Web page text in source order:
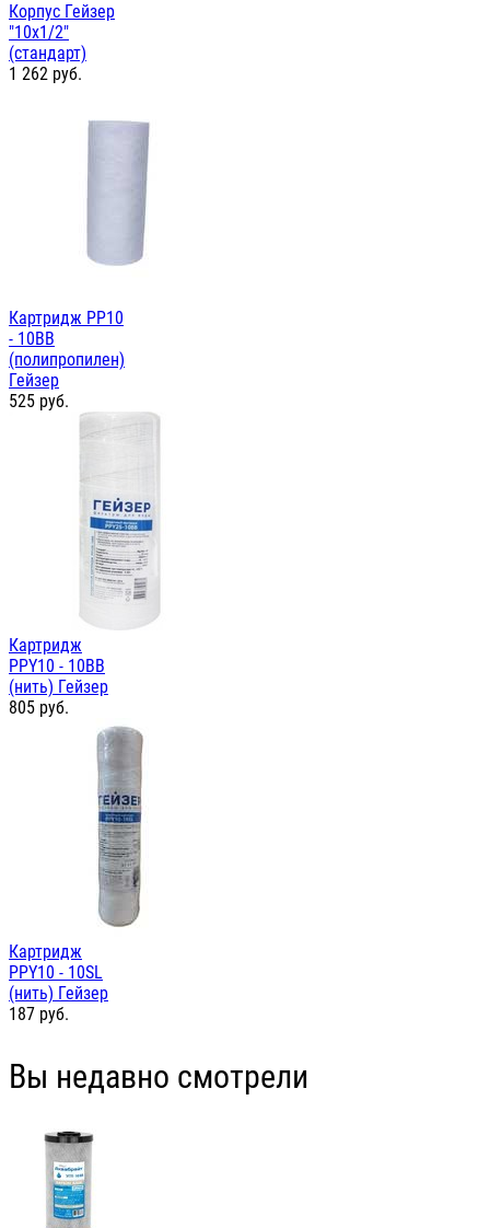
Корпус Гейзер
"10х1/2"
(стандарт)
1 262 руб.
Картридж PP10
- 10ВВ
(полипропилен)
Гейзер
525 руб.
Картридж
PPY10 - 10ВВ
(нить) Гейзер
805 руб.
Картридж
PPY10 - 10SL
(нить) Гейзер
187 руб.
Вы недавно смотрели